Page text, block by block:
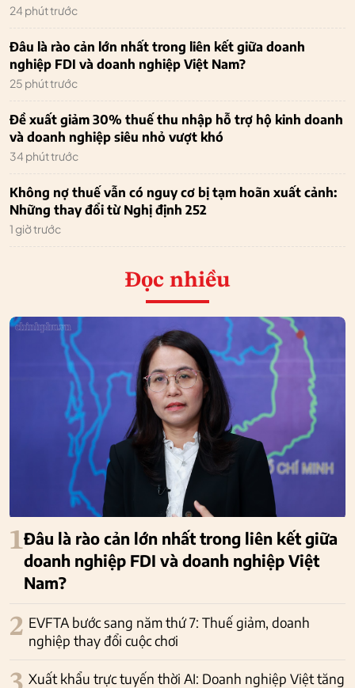
24 phút trước
Đâu là rào cản lớn nhất trong liên kết giữa doanh
nghiệp FDI và doanh nghiệp Việt Nam?
25 phút trước
Đề xuất giảm 30% thuế thu nhập hỗ trợ hộ kinh doanh
và doanh nghiệp siêu nhỏ vượt khó
34 phút trước
Không nợ thuế vẫn có nguy cơ bị tạm hoãn xuất cảnh:
Những thay đổi từ Nghị định 252
1 giờ trước
Đọc nhiều
1Đâu là rào cản lớn nhất trong liên kết giữa
doanh nghiệp FDI và doanh nghiệp Việt
Nam?
2 EVFTA bước sang năm thứ 7: Thuế giảm, doanh
nghiệp thay đổi cuộc chơi
Xuất khẩu trực tuyến thời AI: Doanh nghiệp Việt tăng